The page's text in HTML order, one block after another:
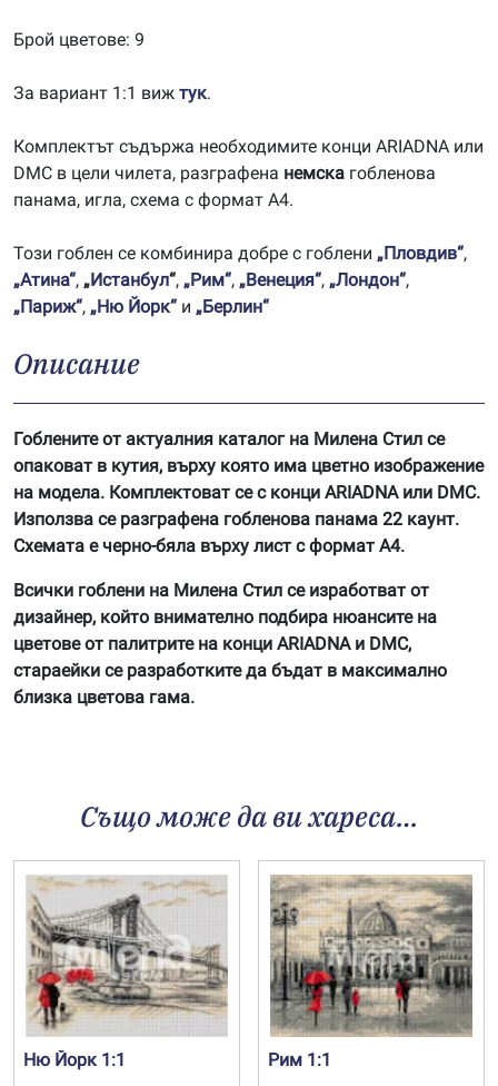
Брой цветове: 9
За вариант 1:1 виж тук.
Комплектът съдържа необходимите конци ARIADNA или
DMC в цели чилета, разграфена немска гобленова
панама, игла, схема с формат А4.
Този гоблен се комбинира добре с гоблени „Пловдив“,
„Атина“, „Истанбул“, „Рим“, „Венеция“, „Лондон“,
„Париж“, „Ню Йорк“ и „Берлин“
Описание
Гоблените от актуалния каталог на Милена Стил се
опаковат в кутия, върху която има цветно изображение
на модела. Комплектоват се с конци ARIADNA или DMC.
Използва се разграфена гобленова панама 22 каунт.
Схемата е черно-бяла върху лист с формат А4.
Всички гоблени на Милена Стил се изработват от
дизайнер, който внимателно подбира нюансите на
цветове от палитрите на конци ARIADNA и DMC,
стараейки се разработките да бъдат в максимално
близка цветова гама.
Също може да ви хареса…
Ню Йорк 1:1 Рим 1:1